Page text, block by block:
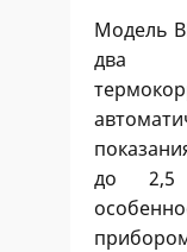
Модель
два
до 2,5